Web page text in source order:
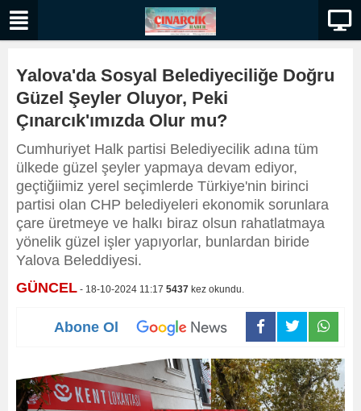
Yalova'da Sosyal Belediyeciliğe Doğru
Güzel Şeyler Oluyor, Peki
Çınarcık'ımızda Olur mu?
Cumhuriyet Halk partisi Belediyecilik adına tüm
ülkede güzel şeyler yapmaya devam ediyor,
geçtiğiimiz yerel seçimlerde Türkiye'nin birinci
partisi olan CHP belediyeleri ekonomik sorunlara
çare üretmeye ve halkı biraz olsun rahatlatmaya
yönelik güzel işler yapıyorlar, bunlardan biride
Yalova Beleddiyesi.
GÜNCEL - 18-10-2024 11:17 5437 kez okundu.
Abone Ol